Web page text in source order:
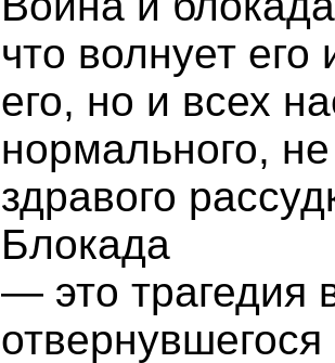
что волнует его
его, но и всех
нормального,
здравого
Блокада
— это трагедия